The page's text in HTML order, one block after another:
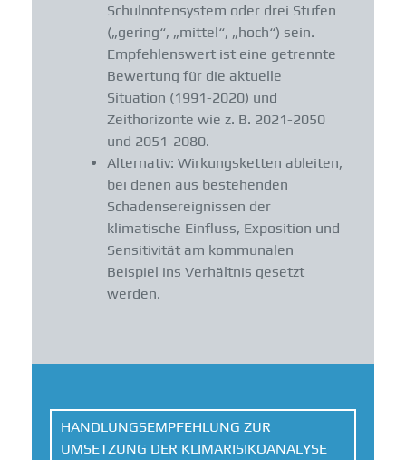
Schulnotensystem oder drei Stufen
(„gering“, „mittel“, „hoch“) sein.
Empfehlenswert ist eine getrennte
Bewertung für die aktuelle
Situation (1991-2020) und
Zeithorizonte wie z. B. 2021-2050
und 2051-2080.
Alternativ: Wirkungsketten ableiten,
bei denen aus bestehenden
Schadensereignissen der
klimatische Einfluss, Exposition und
Sensitivität am kommunalen
Beispiel ins Verhältnis gesetzt
werden.
HANDLUNGSEMPFEHLUNG ZUR
UMSETZUNG DER KLIMARISIKOANALYSE